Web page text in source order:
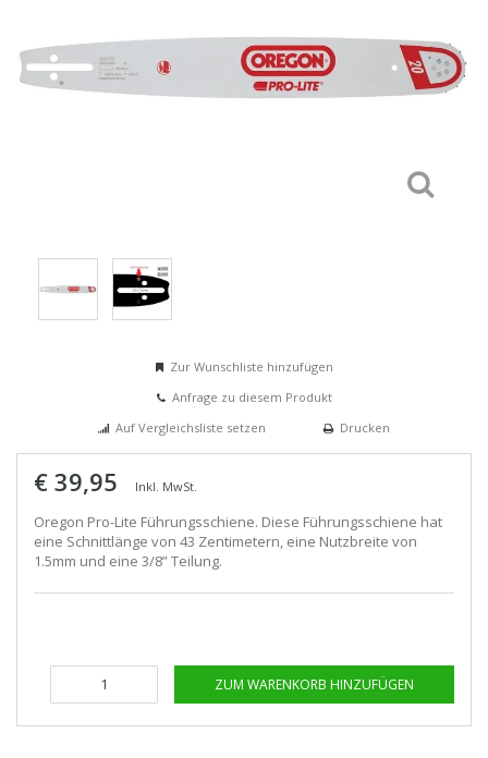
Zur Wunschliste hinzufügen
Anfrage zu diesem Produkt
Auf Vergleichsliste setzen
Drucken
€ 39,95 Inkl. MwSt.
Oregon Pro-Lite Führungsschiene. Diese Führungsschiene hat
eine Schnittlänge von 43 Zentimetern, eine Nutzbreite von
1.5mm und eine 3/8” Teilung.
ZUM WARENKORB HINZUFÜGEN